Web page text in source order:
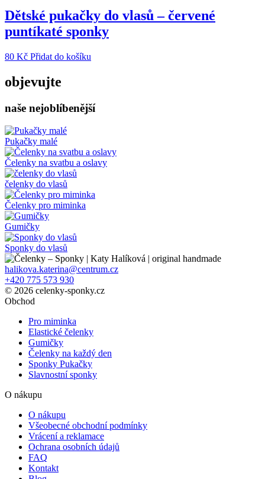
Dětské pukačky do vlasů – červené
puntíkaté sponky
80 Kč Přidat do košíku
objevujte
naše nejoblíbenější
Pukačky malé
Čelenky na svatbu a oslavy
čelenky do vlasů
Čelenky pro miminka
Gumičky
Sponky do vlasů
halikova.katerina@centrum.cz
+420 775 573 930
© 2026 celenky-sponky.cz
Obchod
Pro miminka
Elastické čelenky
Gumičky
Čelenky na každý den
Sponky Pukačky
Slavnostní sponky
O nákupu
O nákupu
Všeobecné obchodní podmínky
Vrácení a reklamace
Ochrana osobních údajů
FAQ
Kontakt